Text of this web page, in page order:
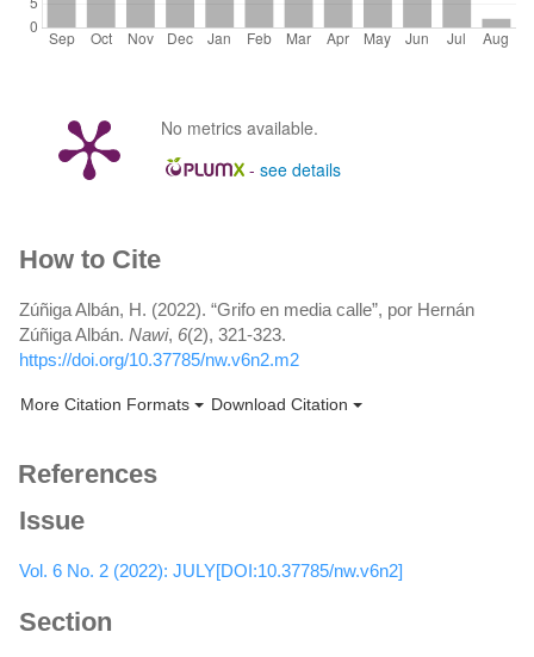
No metrics available.
- see details
Article
Details
How to Cite
Zúñiga Albán, H. (2022). “Grifo en media calle”, por Hernán
Zúñiga Albán. Nawi, 6(2), 321-323.
https://doi.org/10.37785/nw.v6n2.m2
More Citation Formats Download Citation
References
Issue
Vol. 6 No. 2 (2022): JULY[DOI:10.37785/nw.v6n2]
Section